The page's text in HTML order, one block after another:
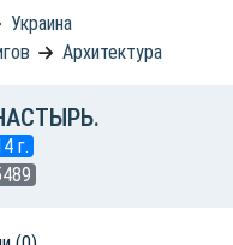
Украина
Архитектура
г.